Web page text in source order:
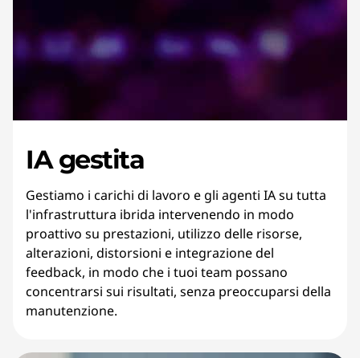
IA gestita
Gestiamo i carichi di lavoro e gli agenti IA su tutta
l'infrastruttura ibrida intervenendo in modo
proattivo su prestazioni, utilizzo delle risorse,
alterazioni, distorsioni e integrazione del
feedback, in modo che i tuoi team possano
concentrarsi sui risultati, senza preoccuparsi della
manutenzione.